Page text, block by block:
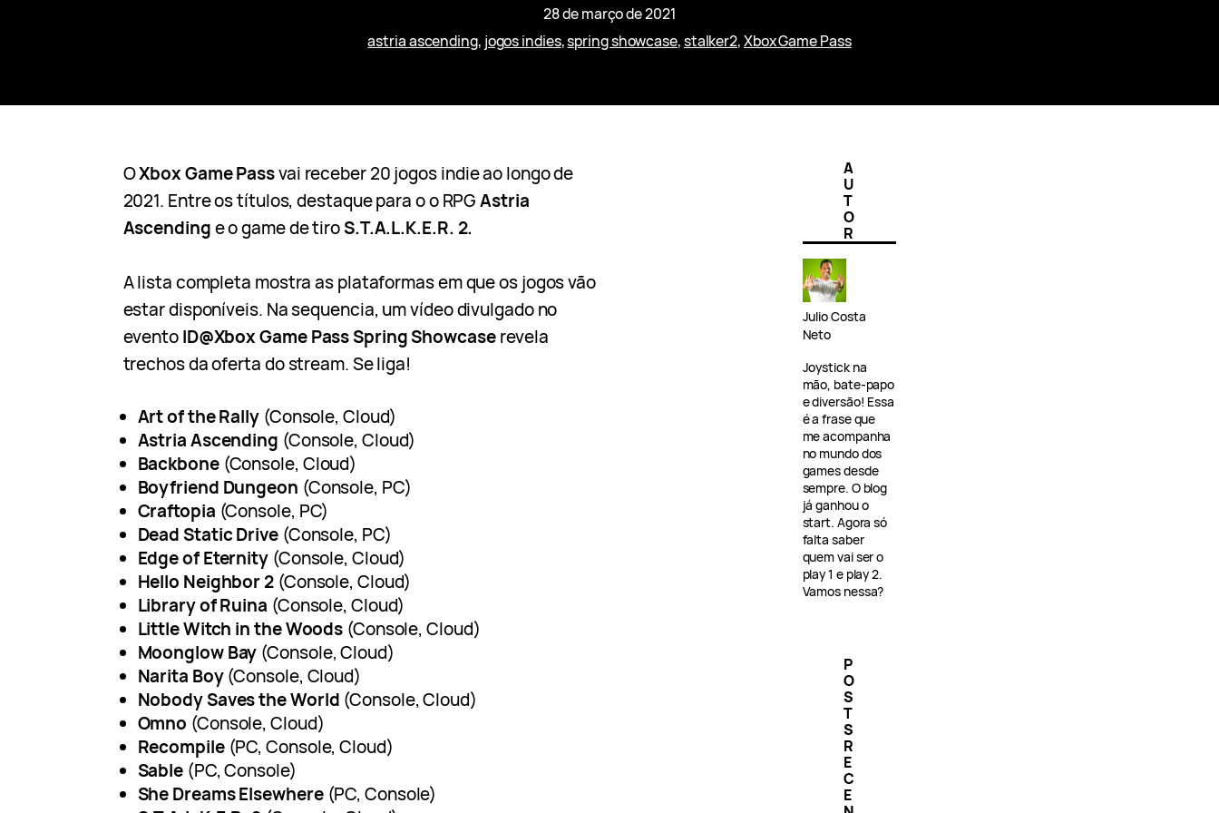
28 de março de 2021
astria ascending, jogos indies, spring showcase, stalker2, Xbox Game Pass
OXbox Game Passvai receber 20 jogos indie ao longo de
2021. Entre os títulos, destaque para o o RPGAstria
Ascendinge o game de tiroS.T.A.L.K.E.R. 2.
A lista completa mostra as plataformas em que os jogos vão
estar disponíveis. Na sequencia, um vídeo divulgado no
eventoID@Xbox Game Pass Spring Showcaserevela
trechos da oferta do stream. Se liga!
Art of the Rally (Console, Cloud)
Astria Ascending (Console, Cloud)
Backbone(Console, Cloud)
Boyfriend Dungeon (Console, PC)
Craftopia (Console, PC)
Dead Static Drive(Console, PC)
Edge of Eternity (Console, Cloud)
Hello Neighbor 2 (Console, Cloud)
Library of Ruina (Console, Cloud)
Little Witch in the Woods (Console, Cloud)
Moonglow Bay (Console, Cloud)
Narita Boy(Console, Cloud)
Nobody Saves the World (Console, Cloud)
Omno (Console, Cloud)
Recompile(PC, Console, Cloud)
Sable (PC, Console)
She Dreams Elsewhere(PC, Console)
A
U
T
O
R
Julio Costa
Neto
Joystick na
mão, bate-papo
e diversão! Essa
é a frase que
me acompanha
no mundo dos
games desde
sempre. O blog
já ganhou o
start. Agora só
falta saber
quem vai ser o
play 1 e play 2.
Vamos nessa?
P
O
S
T
S
R
E
C
E